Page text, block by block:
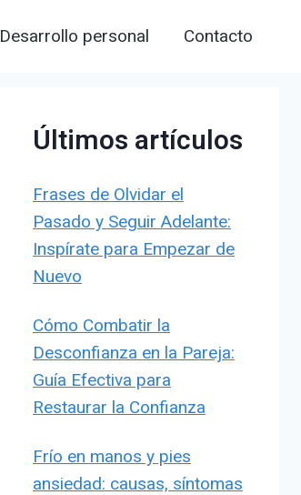
Desarrollo personal Contacto
Últimos artículos
Frases de Olvidar el
Pasado y Seguir Adelante:
Inspírate para Empezar de
Nuevo
Cómo Combatir la
Desconfianza en la Pareja:
Guía Efectiva para
Restaurar la Confianza
Frío en manos y pies
ansiedad: causas, síntomas